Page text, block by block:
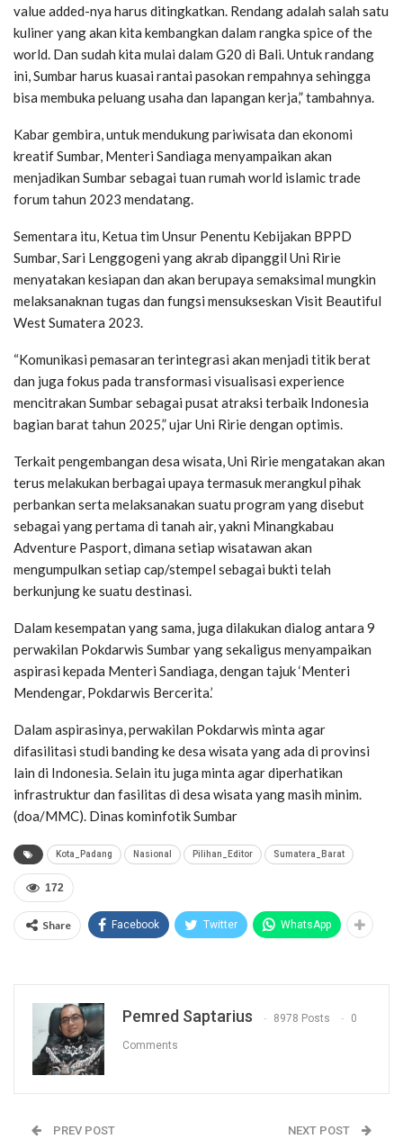
value added-nya harus ditingkatkan. Rendang adalah salah satu
kuliner yang akan kita kembangkan dalam rangka spice of the
world. Dan sudah kita mulai dalam G20 di Bali. Untuk randang
ini, Sumbar harus kuasai rantai pasokan rempahnya sehingga
bisa membuka peluang usaha dan lapangan kerja,” tambahnya.
Kabar gembira, untuk mendukung pariwisata dan ekonomi
kreatif Sumbar, Menteri Sandiaga menyampaikan akan
menjadikan Sumbar sebagai tuan rumah world islamic trade
forum tahun 2023 mendatang.
Sementara itu, Ketua tim Unsur Penentu Kebijakan BPPD
Sumbar, Sari Lenggogeni yang akrab dipanggil Uni Ririe
menyatakan kesiapan dan akan berupaya semaksimal mungkin
melaksanaknan tugas dan fungsi mensukseskan Visit Beautiful
West Sumatera 2023.
“Komunikasi pemasaran terintegrasi akan menjadi titik berat
dan juga fokus pada transformasi visualisasi experience
mencitrakan Sumbar sebagai pusat atraksi terbaik Indonesia
bagian barat tahun 2025,” ujar Uni Ririe dengan optimis.
Terkait pengembangan desa wisata, Uni Ririe mengatakan akan
terus melakukan berbagai upaya termasuk merangkul pihak
perbankan serta melaksanakan suatu program yang disebut
sebagai yang pertama di tanah air, yakni Minangkabau
Adventure Pasport, dimana setiap wisatawan akan
mengumpulkan setiap cap/stempel sebagai bukti telah
berkunjung ke suatu destinasi.
Dalam kesempatan yang sama, juga dilakukan dialog antara 9
perwakilan Pokdarwis Sumbar yang sekaligus menyampaikan
aspirasi kepada Menteri Sandiaga, dengan tajuk ‘Menteri
Mendengar, Pokdarwis Bercerita.’
Dalam aspirasinya, perwakilan Pokdarwis minta agar
difasilitasi studi banding ke desa wisata yang ada di provinsi
lain di Indonesia. Selain itu juga minta agar diperhatikan
infrastruktur dan fasilitas di desa wisata yang masih minim.
(doa/MMC). Dinas kominfotik Sumbar
Kota_Padang Nasional Pilihan_Editor Sumatera_Barat
172
Share Facebook Twitter WhatsApp
Pemred Saptarius 8978 Posts 0
Comments
PREV POST NEXT POST